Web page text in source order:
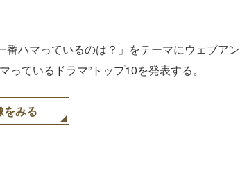
ハマっているのは？」をテーマにウェブアン
ているドラマ”トップ10を発表する。
をみる